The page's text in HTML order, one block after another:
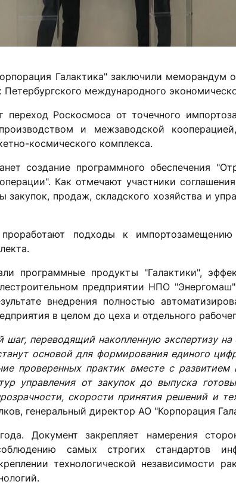
Галактика" заключили меморандум о
международного
переход Роскосмоса от точечного
и межзаводской
космического комплекса.
создание программного обеспечения
Как отмечают участники
закупок, продаж, складского хозяйства и
подходы к
программные продукты "Галактики",
предприятии НПО
внедрения полностью
в целом до цеха и отдельного
шаг, переводящий накопленную экспертизу
основой для формирования единого
проверенных практик вместе с развитием
управления от закупок до выпуска
скорости принятия решений и
генеральный директор АО "Корпорация
Документ закрепляет намерения
самых строгих стандартов
технологической независимости